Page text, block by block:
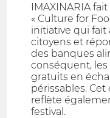
IMAXINARIA
« Culture for
initiative qui fait
citoyens et
des banques
conséquent,
gratuits en
périssables.
reflète
festival.